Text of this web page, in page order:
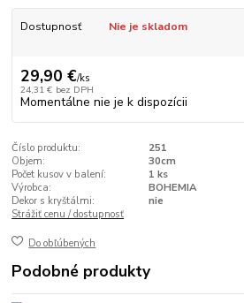
Dostupnosť Nie je skladom
29,90 €/ks
24,31 € bez DPH
Momentálne nie je k dispozícii
Číslo produktu:
251
Objem:
30cm
Počet kusov v balení:
1 ks
Výrobca:
BOHEMIA
Dekor s kryštálmi:
nie
Strážiť cenu / dostupnosť
Do obľúbených
Podobné produkty